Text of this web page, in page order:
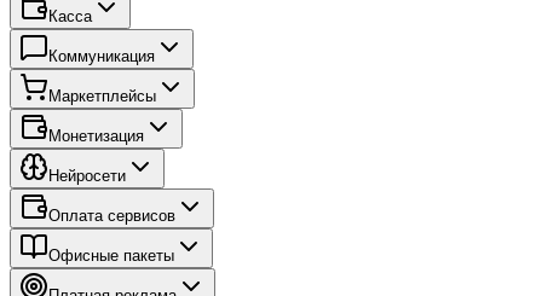
Касса
Коммуникация
Маркетплейсы
Монетизация
Нейросети
Оплата сервисов
Офисные пакеты